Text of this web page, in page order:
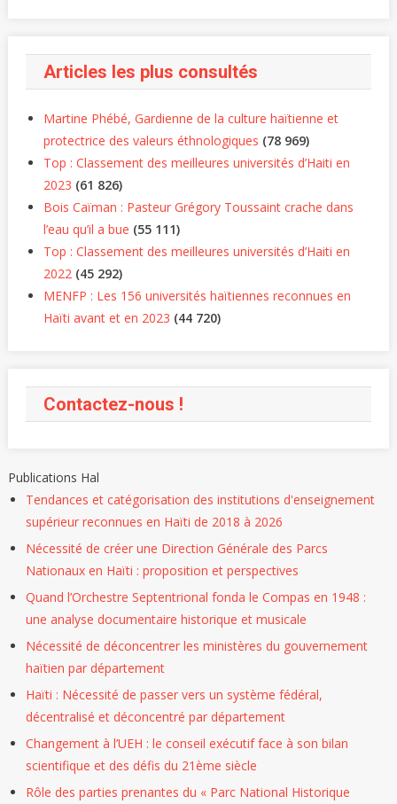
Articles les plus consultés
Martine Phébé, Gardienne de la culture haïtienne et
protectrice des valeurs éthnologiques (78 969)
Top : Classement des meilleures universités d’Haiti en
2023 (61 826)
Bois Caïman : Pasteur Grégory Toussaint crache dans
l’eau qu’il a bue (55 111)
Top : Classement des meilleures universités d’Haiti en
2022 (45 292)
MENFP : Les 156 universités haïtiennes reconnues en
Haïti avant et en 2023 (44 720)
Contactez-nous !
Publications Hal
Tendances et catégorisation des institutions d'enseignement
supérieur reconnues en Haïti de 2018 à 2026
Nécessité de créer une Direction Générale des Parcs
Nationaux en Haïti : proposition et perspectives
Quand l’Orchestre Septentrional fonda le Compas en 1948 :
une analyse documentaire historique et musicale
Nécessité de déconcentrer les ministères du gouvernement
haïtien par département
Haïti : Nécessité de passer vers un système fédéral,
décentralisé et déconcentré par département
Changement à l’UEH : le conseil exécutif face à son bilan
scientifique et des défis du 21ème siècle
Rôle des parties prenantes du « Parc National Historique